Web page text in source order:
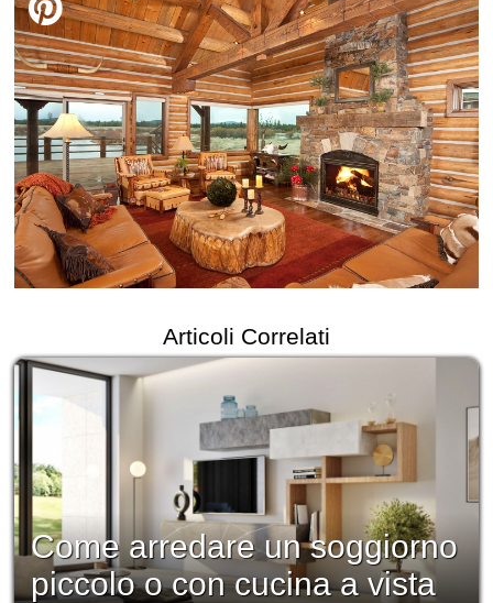
Articoli Correlati
Come arredare un soggiorno
piccolo o con cucina a vista